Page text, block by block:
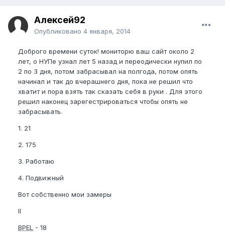
Алексей92
Опубликовано 4 января, 2014
Доброго времени суток! мониторю ваш сайт около 2
лет, о НУПе узнал лет 5 назад и переодически нупил по
2 по 3 дня, потом забрасывал на полгода, потом опять
начинал и так до вчерашнего дня, пока не решил что
хватит и пора взять так сказать себя в руки . Для этого
решил наконец зарегестрироваться чтобы опять не
забрасывать.
1. 21
2. 175
3. Работаю
4. Подвижный
Вот собственно мои замеры
II
BPEL - 18